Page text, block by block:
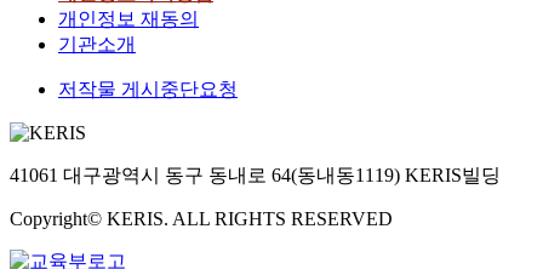
개인정보 재동의
기관소개
저작물 게시중단요청
41061 대구광역시 동구 동내로 64(동내동1119) KERIS빌딩
Copyright© KERIS. ALL RIGHTS RESERVED